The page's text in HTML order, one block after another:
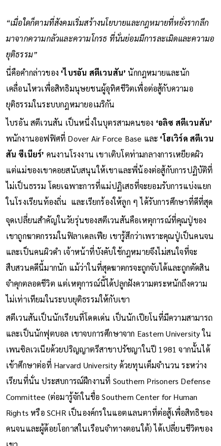
“เมื่อใดก็ตามที่สังคมเริ่มสร้างนโยบายและกฎหมายที่หยั่งรากลึก
มาจากความกลัวและความโกรธ ที่นั่นย่อมมีการละเมิดและความอ
ยุติธรรม”
นี่คือคำกล่าวของ ‘ไบรอัน สตีเวนสัน’นักกฎหมายและนัก
เคลื่อนไหวเพื่อสิทธิมนุษยชนผู้อุทิศชีวิตเพื่อต่อสู้กับความอ
ยุติธรรมในระบบกฎหมายอเมริกัน
ไบรอัน สตีเวนสัน เป็นหนึ่งในบุตรสามคนของ ‘อลิซ สตีเวนสัน’
พนักงานออฟฟิศที่ Dover Air Force Base และ ‘โฮเวิร์ด สตีเวน
สัน ซีเนียร์’ คนงานโรงงาน เขาเติบโตท่ามกลางการเหยียดผิว
แต่แม่ของเขาคอยสนับสนุนให้เขาและพี่น้องต่อสู้กับการปฏิบัติที่
ไม่เป็นธรรม โดยเฉพาะการที่แม่ปฏิเสธที่จะยอมรับการแบ่งแยก
ในโรงเรียนท้องถิ่น และเรียกร้องให้ลูก ๆ ได้รับการศึกษาที่ดีที่สุด
จุดเปลี่ยนสำคัญในวัยรุ่นของสตีเวนสันคือเหตุการณ์ที่คุณปู่ของ
เขาถูกฆาตกรรมในฟิลาเดลเฟีย เขารู้สึกว่าเพราะคุณปู่เป็นคนจน
และเป็นคนผิวดำ เจ้าหน้าที่บังคับใช้กฎหมายจึงไม่สนใจที่จะ
สืบสวนคดีนี้มากนัก แม้ว่าในที่สุดฆาตกรจะถูกจับได้และถูกตัดสิน
จำคุกตลอดชีวิต แต่เหตุการณ์นี้ได้ปลูกฝังความตระหนักถึงความ
ไม่เท่าเทียมในระบบยุติธรรมให้กับเขา
สตีเวนสันเป็นนักเรียนที่โดดเด่น เป็นนักเปียโนที่มีความสามารถ
และเป็นนักฟุตบอล เขาจบการศึกษาจาก Eastern University ใน
เพนซิลเวเนียด้วยปริญญาตรีสาขาปรัชญาในปี 1981 จากนั้นได้
เข้าศึกษาต่อที่ Harvard University ด้วยทุนเต็มจำนวน ระหว่าง
เรียนที่นั่น ประสบการณ์ฝึกงานที่ Southern Prisoners Defense
Committee (ต่อมารู้จักในชื่อ Southern Center for Human
Rights หรือ SCHR เป็นองค์กรในแอตแลนตาที่ต่อสู้เพื่อสิทธิของ
คนจนและผู้ด้อยโอกาสในเรือนจำทางตอนใต้) ได้เปลี่ยนชีวิตของ